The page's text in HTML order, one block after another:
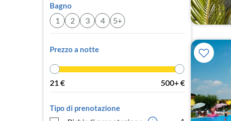
Bagno
1 2 3 4 5+
Prezzo a notte
21€ 500+€
Tipo di prenotazione